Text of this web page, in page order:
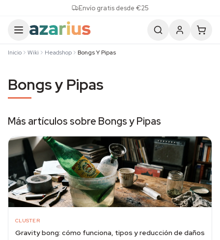
Envío gratis desde €25
Inicio Wiki Headshop Bongs Y Pipas
Bongs y Pipas
Más artículos sobre Bongs y Pipas
CLUSTER
Gravity bong: cómo funciona, tipos y reducción de daños